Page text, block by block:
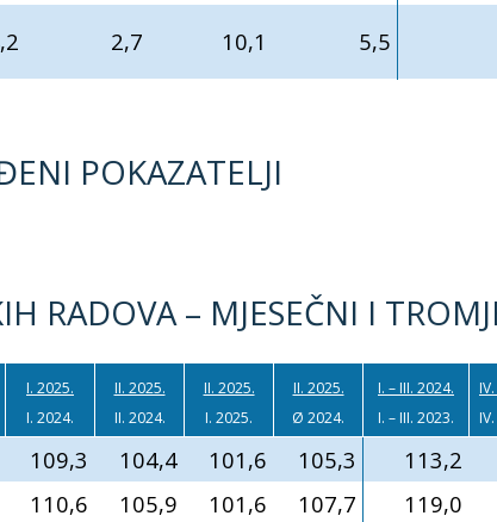
2,7 10,1 5,5
POKAZATELJI
RADOVA – MJESEČNI I
I. 2025.
I. 2024.
II. 2025.
II. 2024.
II. 2025.
I. 2025.
II. 2025.
Ø 2024.
I. – III. 2024.
I. – III. 2023.
109,3 104,4 101,6 105,3 113,2
110,6 105,9 101,6 107,7 119,0